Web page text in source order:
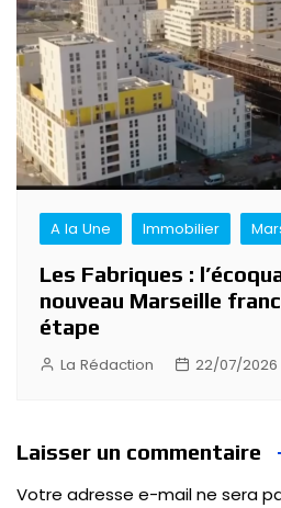
A la Une Immobilier
Les Fabriques :
nouveau Marseille
étape
La Rédaction 22/07/2026
Laisser un commentaire
Votre adresse e-mail ne sera